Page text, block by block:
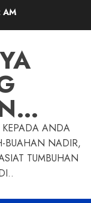
AM
ANDA
BUAHAN NADIR,
TUMBUHAN